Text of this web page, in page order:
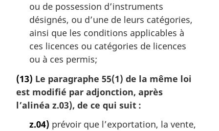
ou de possession d’instruments
désignés, ou d’une de leurs catégories,
ainsi que les conditions applicables à
ces licences ou catégories de licences
ou à ces permis;
(13) Le paragraphe 55(1) de la même loi
est modifié par adjonction, après
l’alinéa z.03), de ce qui suit :
z.04) prévoir que l’exportation, la vente,